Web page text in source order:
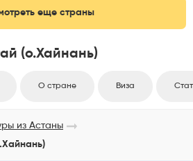
еще страны
(о.Хайнань)
О стране Виза
из Астаны